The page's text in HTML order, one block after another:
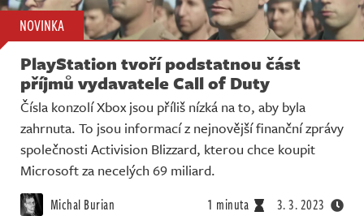
NOVINKA
PlayStation tvoří podstatnou část
příjmů vydavatele Call of Duty
Čísla konzolí Xbox jsou příliš nízká na to, aby byla
zahrnuta. To jsou informací z nejnovější finanční zprávy
společnosti Activision Blizzard, kterou chce koupit
Microsoft za necelých 69 miliard.
Michal Burian 1 minuta 3. 3. 2023